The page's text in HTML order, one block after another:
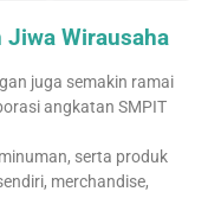
Jiwa Wirausaha
juga semakin ramai
angkatan SMPIT
serta produk
merchandise,